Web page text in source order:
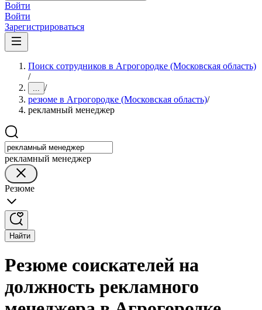
Войти
Войти
Зарегистрироваться
Поиск сотрудников в Агрогородке (Московская область)
/
... /
резюме в Агрогородке (Московская область)/
рекламный менеджер
рекламный менеджер
Резюме
Найти
Резюме соискателей на
должность рекламного